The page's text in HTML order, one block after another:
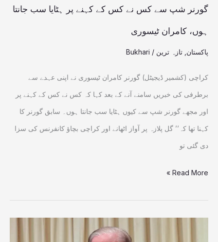
گورنر شپ سے کس نے کس کے کہنے پر ہٹایا سب جانتا
ہوں، کامران ٹیسوری
پاکستان تازہ ترین /
Bukhari
کراچی (کشمیر ڈیجیٹل) گورنر کامران ٹیسوری نے اپنی عہدے سے
برطرفی کی خبریں سامنے آنے کے بعد کہا کہ کس نے کس کے کہنے پر
اور مجھے گورنر شپ سے کیوں ہٹایا سب جانتا ہوں۔ سابق گورنر کا
کہنا تھا کہ’’ گل پلازہ پر آواز اٹھانے اور کراچی بچاؤ کانفرنس کی سزا
دی گئی تو
پر
سب
جانتا
ہوں،
کامران
ٹیسوری
Read More »